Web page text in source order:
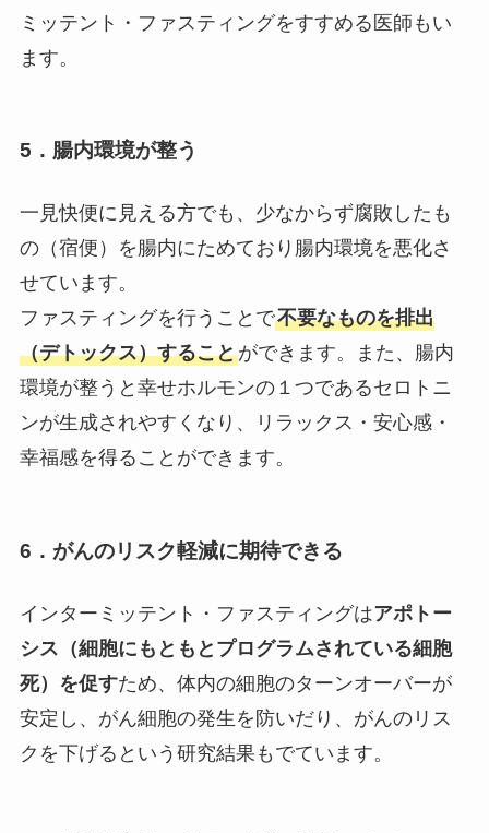
ミッテント・ファスティングをすすめる医師もい
ます。
5． 腸内環境が整う
一見快便に見える方でも、少なからず腐敗したも
の（宿便）を腸内にためており腸内環境を悪化さ
せています。
ファスティングを行うことで不要なものを排出
（デトックス）することができます。また、腸内
環境が整うと幸せホルモンの１つであるセロトニ
ンが生成されやすくなり、リラックス・安心感・
幸福感を得ることができます。
6．がんのリスク軽減に期待できる
インターミッテント・ファスティングはアポトー
シス（細胞にもともとプログラムされている細胞
死）を促すため、体内の細胞のターンオーバーが
安定し、がん細胞の発生を防いだり、がんのリス
クを下げるという研究結果もでています。